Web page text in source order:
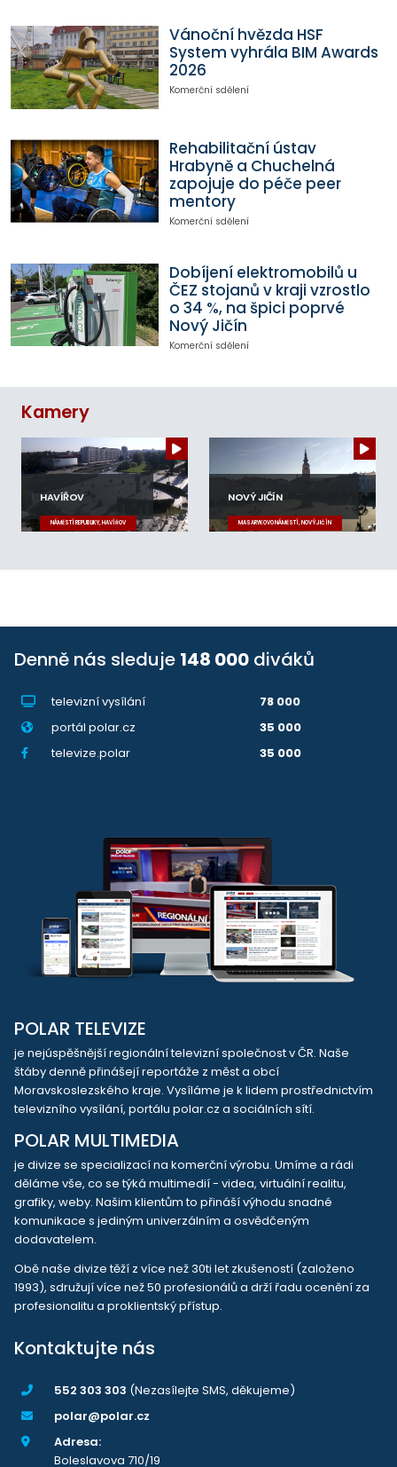
Vánoční hvězda HSF
System vyhrála BIM Awards
2026
Komerční sdělení
Rehabilitační ústav
Hrabyně a Chuchelná
zapojuje do péče peer
mentory
Komerční sdělení
Dobíjení elektromobilů u
ČEZ stojanů v kraji vzrostlo
o 34 %, na špici poprvé
Nový Jičín
Komerční sdělení
Kamery
HAVÍŘOV
NÁMĚSTÍ REPUBLIKY, HAVÍŘOV
NOVÝ JIČÍN
MASARYKOVO NÁMĚSTÍ, NOVÝ JIČÍN
Denně nás sleduje 148 000 diváků
televizní vysílání
78 000
portál polar.cz
35 000
televize.polar
35 000
POLAR TELEVIZE
je nejúspěšnější regionální televizní společnost v ČR. Naše
štáby denně přinášejí reportáže z měst a obcí
Moravskoslezského kraje. Vysíláme je k lidem prostřednictvím
televizního vysílání, portálu polar.cz a sociálních sítí.
POLAR MULTIMEDIA
je divize se specializací na komerční výrobu. Umíme a rádi
děláme vše, co se týká multimedií - videa, virtuální realitu,
grafiky, weby. Našim klientům to přináší výhodu snadné
komunikace s jediným univerzálním a osvědčeným
dodavatelem.
Obě naše divize těží z více než 30ti let zkušeností (založeno
1993), sdružují více než 50 profesionálů a drží řadu ocenění za
profesionalitu a proklientský přístup.
Kontaktujte nás
552 303 303 (Nezasílejte SMS, děkujeme)
polar@polar.cz
Adresa:
Boleslavova 710/19